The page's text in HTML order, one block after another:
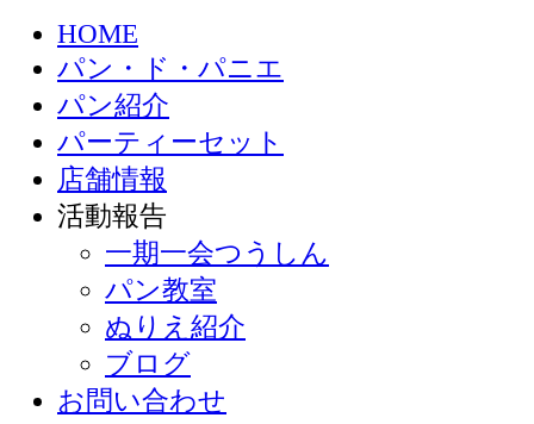
HOME
パン・ド・パニエ
パン紹介
パーティーセット
店舗情報
活動報告
一期一会つうしん
パン教室
ぬりえ紹介
ブログ
お問い合わせ